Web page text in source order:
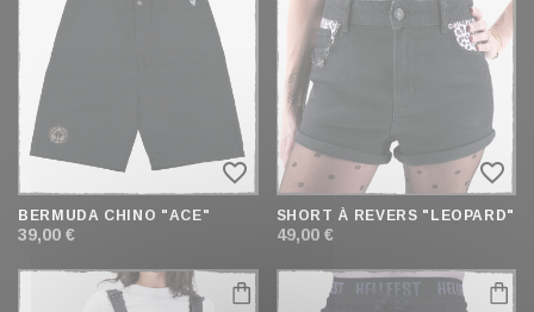
favorite_border
BERMUDA CHINO "ACE"
39,00 €
favorite_border
SHORT À REVERS "LEOPARD"
49,00 €